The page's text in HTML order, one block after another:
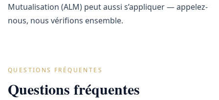
Mutualisation (ALM) peut aussi s’appliquer — appelez-
nous, nous vérifions ensemble.
QUESTIONS FRÉQUENTES
Questions fréquentes